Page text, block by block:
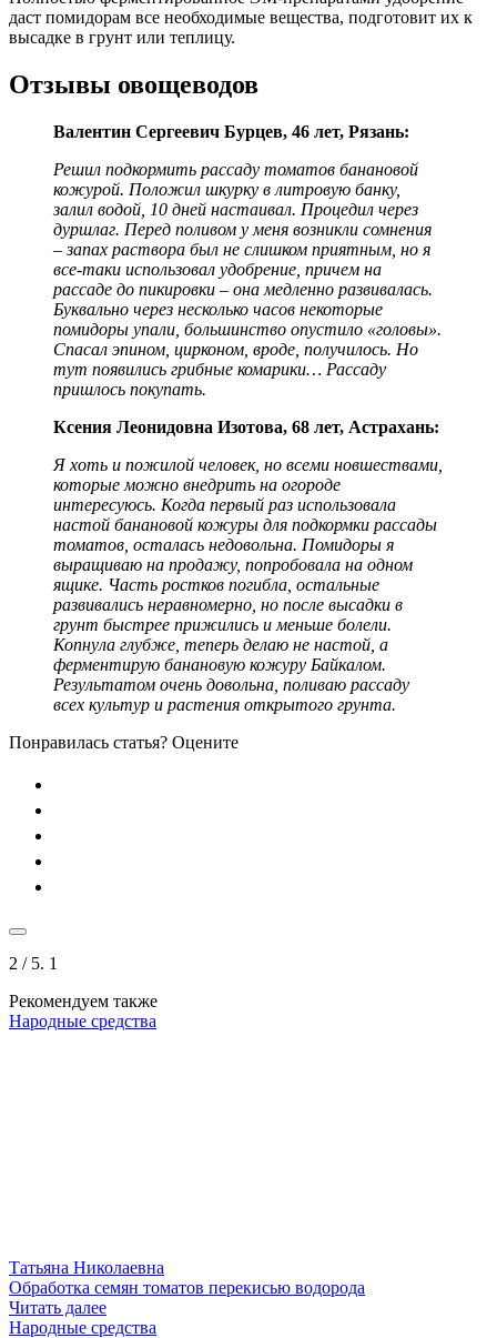
даст помидорам все необходимые вещества, подготовит их к
высадке в грунт или теплицу.
Отзывы овощеводов
Валентин Сергеевич Бурцев, 46 лет, Рязань:
Решил подкормить рассаду томатов банановой
кожурой. Положил шкурку в литровую банку,
залил водой, 10 дней настаивал. Процедил через
дуршлаг. Перед поливом у меня возникли сомнения
– запах раствора был не слишком приятным, но я
все-таки использовал удобрение, причем на
рассаде до пикировки – она медленно развивалась.
Буквально через несколько часов некоторые
помидоры упали, большинство опустило «головы».
Спасал эпином, цирконом, вроде, получилось. Но
тут появились грибные комарики… Рассаду
пришлось покупать.
Ксения Леонидовна Изотова, 68 лет, Астрахань:
Я хоть и пожилой человек, но всеми новшествами,
которые можно внедрить на огороде
интересуюсь. Когда первый раз использовала
настой банановой кожуры для подкормки рассады
томатов, осталась недовольна. Помидоры я
выращиваю на продажу, попробовала на одном
ящике. Часть ростков погибла, остальные
развивались неравномерно, но после высадки в
грунт быстрее прижились и меньше болели.
Копнула глубже, теперь делаю не настой, а
ферментирую банановую кожуру Байкалом.
Результатом очень довольна, поливаю рассаду
всех культур и растения открытого грунта.
Понравилась статья? Оцените
2 / 5. 1
Рекомендуем также
Народные средства
Татьяна Николаевна
Обработка семян томатов перекисью водорода
Читать далее
Народные средства